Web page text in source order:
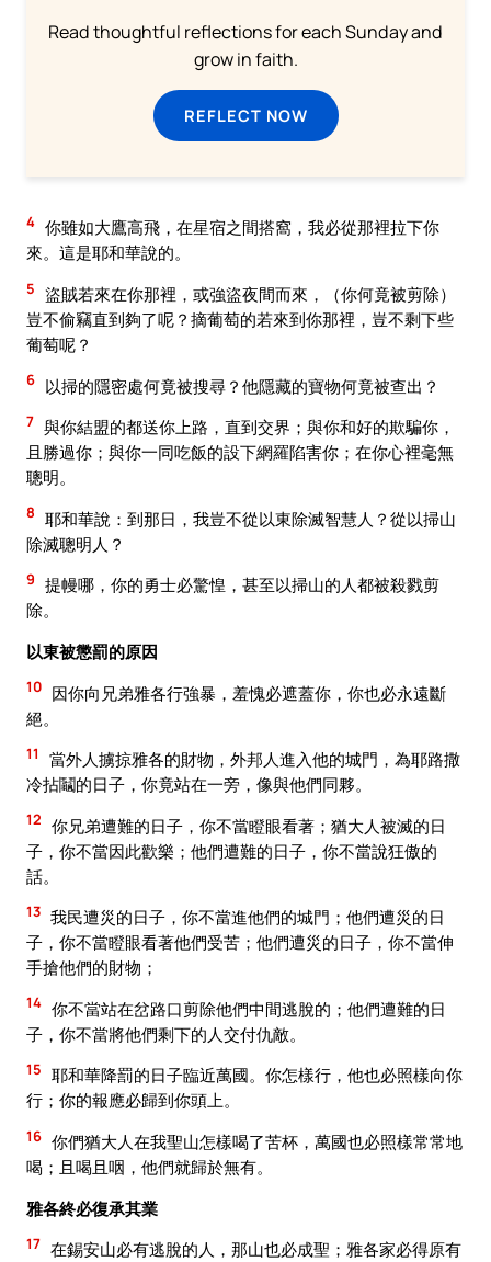
Read thoughtful reflections for each Sunday and
grow in faith.
REFLECT NOW
4 你雖如大鷹高飛，在星宿之間搭窩，我必從那裡拉下你
來。這是耶和華說的。
5 盜賊若來在你那裡，或強盜夜間而來，（你何竟被剪除）
豈不偷竊直到夠了呢？摘葡萄的若來到你那裡，豈不剩下些
葡萄呢？
6 以掃的隱密處何竟被搜尋？他隱藏的寶物何竟被查出？
7 與你結盟的都送你上路，直到交界；與你和好的欺騙你，
且勝過你；與你一同吃飯的設下網羅陷害你；在你心裡毫無
聰明。
8 耶和華說：到那日，我豈不從以東除滅智慧人？從以掃山
除滅聰明人？
9 提幔哪，你的勇士必驚惶，甚至以掃山的人都被殺戮剪
除。
以東被懲罰的原因
10 因你向兄弟雅各行強暴，羞愧必遮蓋你，你也必永遠斷
絕。
11
當外人擄掠雅各的財物，外邦人進入他的城門，為耶路撒
冷拈鬮的日子，你竟站在一旁，像與他們同夥。
12 你兄弟遭難的日子，你不當瞪眼看著；猶大人被滅的日
子，你不當因此歡樂；他們遭難的日子，你不當說狂傲的
話。
13 我民遭災的日子，你不當進他們的城門；他們遭災的日
子，你不當瞪眼看著他們受苦；他們遭災的日子，你不當伸
手搶他們的財物；
14 你不當站在岔路口剪除他們中間逃脫的；他們遭難的日
子，你不當將他們剩下的人交付仇敵。
15 耶和華降罰的日子臨近萬國。你怎樣行，他也必照樣向你
行；你的報應必歸到你頭上。
16 你們猶大人在我聖山怎樣喝了苦杯，萬國也必照樣常常地
喝；且喝且咽，他們就歸於無有。
雅各終必復承其業
17 在錫安山必有逃脫的人，那山也必成聖；雅各家必得原有